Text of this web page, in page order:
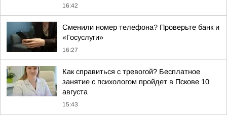
16:42
Сменили номер телефона? Проверьте банк и
«Госуслуги»
16:27
Как справиться с тревогой? Бесплатное
занятие с психологом пройдет в Пскове 10
августа
15:43